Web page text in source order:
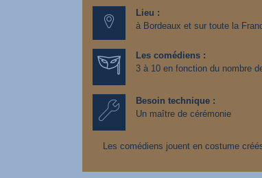
Lieu :
à Bordeaux et sur toute la
Les comédiens :
3 à 10 en fonction du nombre
Besoin technique :
Un maître de cérémonie
Les comédiens jouent en costume